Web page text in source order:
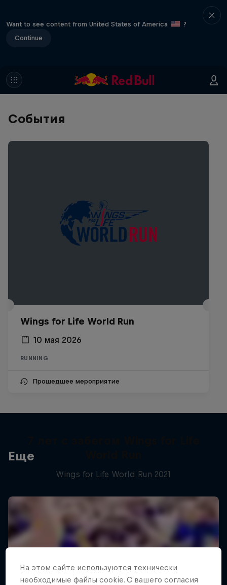
Want to see content from United States of America
?
Continue
События
Wings for Life World Run
10 мая 2026
RUNNING
Прошедшее мероприятие
Еще
Wings for Life World Run 2021
На этом сайте иcпользуются технически
необходимые файлы cookie. С вашего согласия